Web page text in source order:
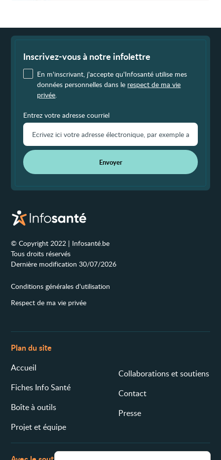
Inscrivez-vous à notre infolettre
En m'inscrivant, j'accepte qu'Infosanté utilise mes
données personnelles dans le respect de ma vie
privée
Entrez votre adresse courriel
Envoyer
© Copyright 2022 | Infosanté.be
Tous droits réservés
Dernière modification 30/07/2026
Conditions générales d'utilisation
Respect de ma vie privée
Plan du site
Accueil
Fiches Info Santé
Boîte à outils
Projet et équipe
Collaborations et soutiens
Contact
Presse